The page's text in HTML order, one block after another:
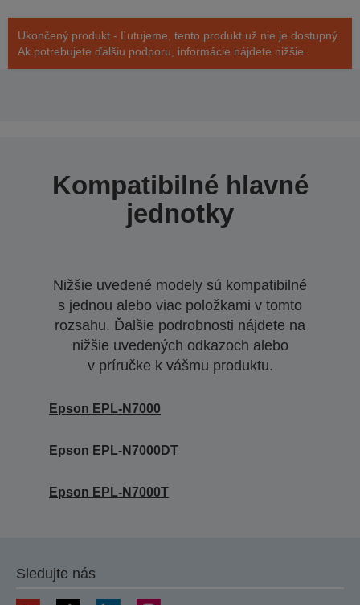
Ukončený produkt - Ľutujeme, tento produkt už nie je dostupný.
Ak potrebujete ďalšiu podporu, informácie nájdete nižšie.
Kompatibilné hlavné
jednotky
Nižšie uvedené modely sú kompatibilné
s jednou alebo viac položkami v tomto
rozsahu. Ďalšie podrobnosti nájdete na
nižšie uvedených odkazoch alebo
v príručke k vášmu produktu.
Epson EPL-N7000
Epson EPL-N7000DT
Epson EPL-N7000T
Sledujte nás